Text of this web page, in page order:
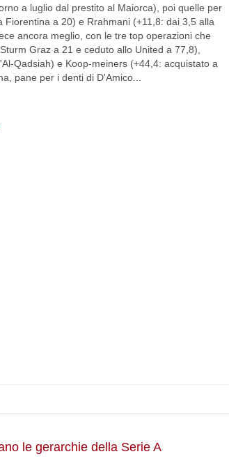
a luglio dal prestito al Maiorca), poi quelle per
a 20) e Rrahmani (+11,8: dai 3,5 alla
ancora meglio, con le tre top operazioni che
Graz a 21 e ceduto allo United a 77,8),
Qadsiah) e Koop-meiners (+44,4: acquistato a
pane per i denti di D'Amico...
le gerarchie della Serie A